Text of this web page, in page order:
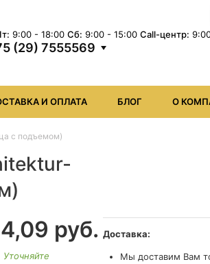
9:00 - 18:00 Сб: 9:00 - 15:00 Сall-центр:
(29) 7555569
(17) XXXИ ОПЛАТА БЛОГ О
с подъемом)
руб.
Уточняйте
Доставка:
Мы доставим Вам